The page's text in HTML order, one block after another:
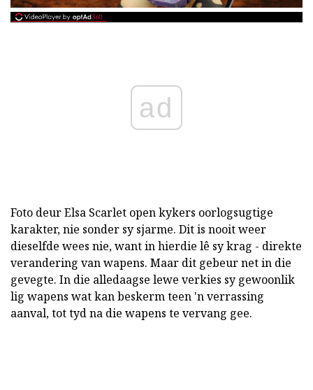
ad
Foto deur Elsa Scarlet open kykers oorlogsugtige
karakter, nie sonder sy sjarme. Dit is nooit weer
dieselfde wees nie, want in hierdie lê sy krag - direkte
verandering van wapens. Maar dit gebeur net in die
gevegte. In die alledaagse lewe verkies sy gewoonlik
lig wapens wat kan beskerm teen 'n verrassing
aanval, tot tyd na die wapens te vervang gee.